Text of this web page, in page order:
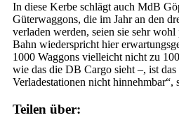
In diese Kerbe schlägt auch MdB
Güterwaggons, die im Jahr an den
verladen werden, seien sie sehr
Bahn wiederspricht hier
1000 Waggons vielleicht nicht zu
wie das die DB Cargo sieht –, ist das
Verladestationen nicht hinnehmbar“,
Teilen über: